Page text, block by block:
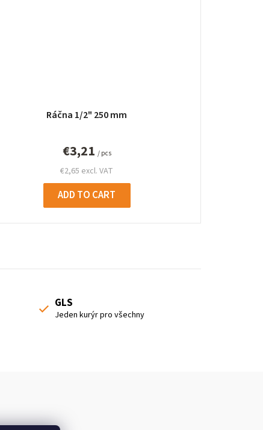
Ráčna 1/2" 250 mm
€2,65 excl. VAT
€3,21 / pcs
ADD TO CART
GLS
Jeden kurýr pro všechny